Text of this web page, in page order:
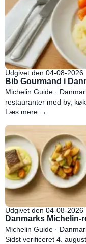
Udgivet den 04-08-2026
Bib Gourmand i
Michelin Guide ·
restauranter med by,
Læs mere →
Udgivet den 04-08-2026
Danmarks Michelin-
Michelin Guide ·
Sidst verificeret 4. august